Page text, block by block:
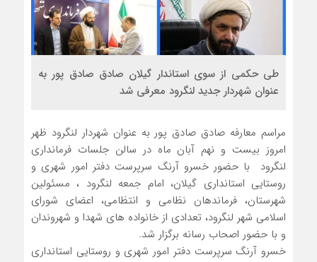
طی حکمی از سوی استاندار گیلان صادق صادق پور به
عنوان شهردار جدید لنگرود معرفی شد
مراسم معارفه صادق صادق پور به عنوان شهردار لنگرود ظهر
امروز بیست و نهم‌ آبان ماه در سالن جلسات فرمانداری
لنگرود با حضور خسرو آرنگ سرپرست دفتر امور شهری و
روستایی استانداری گیلان، امام جمعه لنگرود ، مسئولین
شهرستان، فرماندهان نظامی و انتظامی، اعضای شورای
اسلامی شهر لنگرود، تعدادی از خانواده های شهدا و شهروندان
و با حضور اصحاب رسانه برگزار شد.
خسرو آرنگ سرپرست دفتر امور شهری و روستایی استانداری